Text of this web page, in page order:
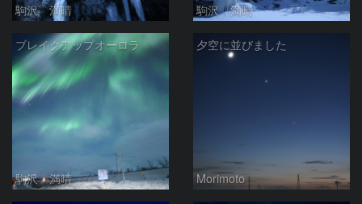
駒沢 満晴 駒沢 満晴
ブレイクアップオーロラ
駒沢 満晴
夕空に並びました
Morimoto